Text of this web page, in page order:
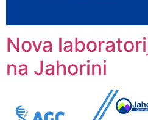
Nova
na Jahorini